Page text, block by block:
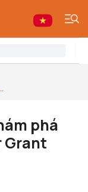
phá
Grant